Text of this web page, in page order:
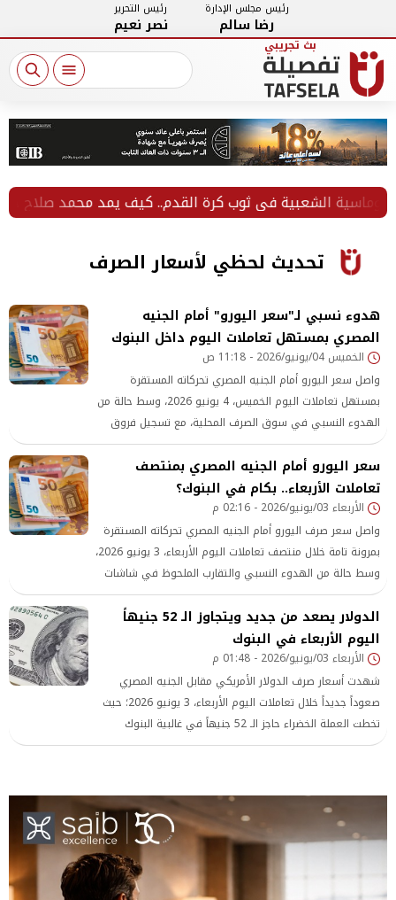
رئيس مجلس الإدارة
رضا سالم
رئيس التحرير
نصر نعيم
الشعبية في ثوب كرة القدم.. كيف يمد محمد صلاح جسور
تحديث لحظي لأسعار الصرف
هدوء نسبي لـ"سعر اليورو" أمام الجنيه
المصري بمستهل تعاملات اليوم داخل البنوك
الخميس 04/يونيو/2026 - 11:18 ص
واصل سعر اليورو أمام الجنيه المصري تحركاته المستقرة
بمستهل تعاملات اليوم الخميس، 4 يونيو 2026، وسط حالة من
الهدوء النسبي في سوق الصرف المحلية، مع تسجيل فروق
محدودة وطبيعية بين أسعار الشراء والبيع لدى البنوك العاملة
في القطاع المصرفي المصري.
سعر اليورو أمام الجنيه المصري بمنتصف
تعاملات الأربعاء.. بكام في البنوك؟
الأربعاء 03/يونيو/2026 - 02:16 م
واصل سعر صرف اليورو أمام الجنيه المصري تحركاته المستقرة
بمرونة تامة خلال منتصف تعاملات اليوم الأربعاء، 3 يونيو 2026،
وسط حالة من الهدوء النسبي والتقارب الملحوظ في شاشات
الصرف المحلية، مع تسجيل فروق محدودة وطبيعية بين أسعار
الشراء والبيع لدى البنوك العاملة في القطاع المصرفي
المصري.
الدولار يصعد من جديد ويتجاوز الـ 52 جنيهاً
اليوم الأربعاء في البنوك
الأربعاء 03/يونيو/2026 - 01:48 م
شهدت أسعار صرف الدولار الأمريكي مقابل الجنيه المصري
صعوداً جديداً خلال تعاملات اليوم الأربعاء، 3 يونيو 2026؛ حيث
تخطت العملة الخضراء حاجز الـ 52 جنيهاً في غالبية البنوك
الحكومية والاستثمارية العاملة في السوق المصرفية المصرية،